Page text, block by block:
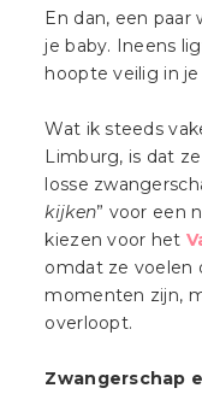
En dan, een paar
je baby. Ineens
hoopte veilig in je
Wat ik steeds
Limburg, is dat
losse
kijken” voor een
kiezen voor het
omdat ze voelen
momenten zijn,
overloopt.
Zwangerschap